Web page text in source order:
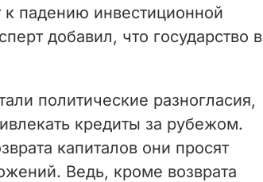
падению инвестиционной
добавил, что государство в
политические разногласия,
кредиты за рубежом.
капиталов они просят
Ведь, кроме возврата